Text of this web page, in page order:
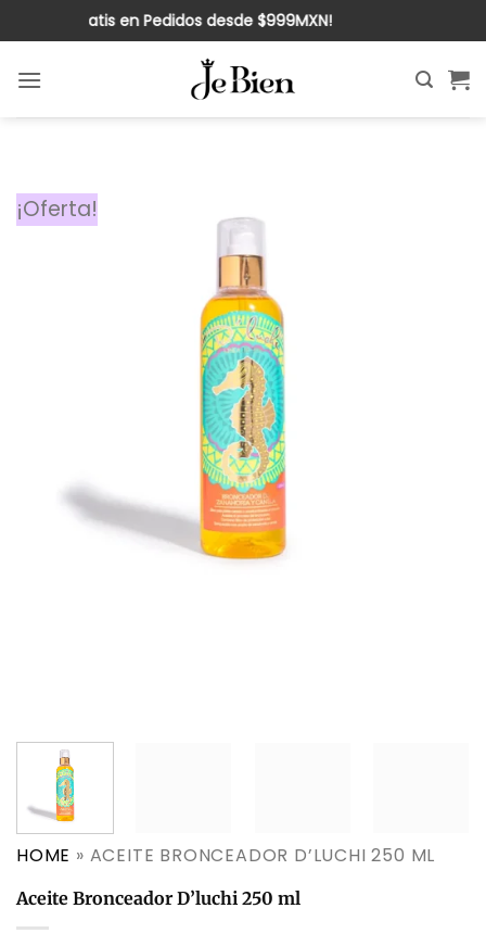
al
contenido
¡Envío Gratis en Pedidos desde $999MXN!
¡Oferta!
HOME » ACEITE BRONCEADOR D’LUCHI 250 ML
Aceite Bronceador D’luchi 250 ml